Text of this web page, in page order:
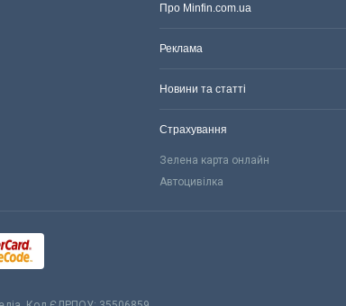
Про Minfin.com.ua
Реклама
Новини та статті
Страхування
Зелена карта онлайн
Автоцивілка